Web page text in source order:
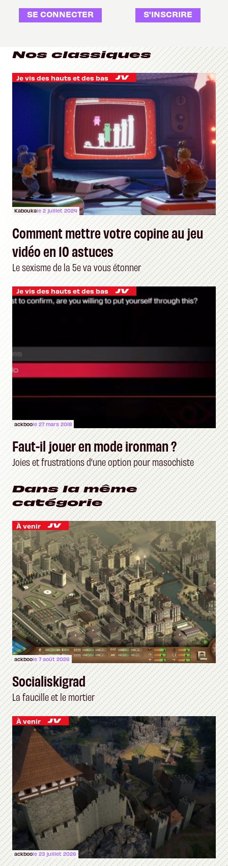
SE CONNECTER S'INSCRIRE
Nos classiques
Je vis des hauts et des bas
Kaboukale 2 juillet 2024
Comment mettre votre copine au jeu
vidéo en 10 astuces
Le sexisme de la 5e va vous étonner
Je vis des hauts et des bas
ackboole 27 mars 2018
Faut-il jouer en mode ironman ?
Joies et frustrations d'une option pour masochiste
Dans la même
catégorie
À venir
ackboole 7 août 2026
Socialiskigrad
La faucille et le mortier
À venir
ackboole 23 juillet 2026